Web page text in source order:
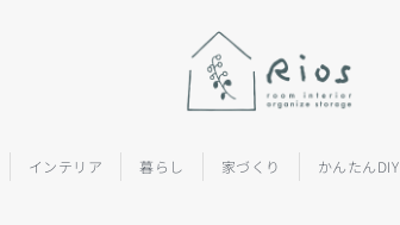
インテリア 暮らし 家づくり かんたんDIY